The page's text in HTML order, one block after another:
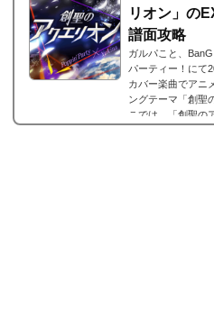
リオン」の
譜面攻略
ガルパこと、
パーティー！にて
カバー楽曲でアニ
ングテーマ「創聖
こでは、「創聖の